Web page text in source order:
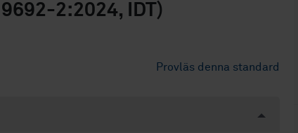
2:2024, IDT)
Provläs denna standard